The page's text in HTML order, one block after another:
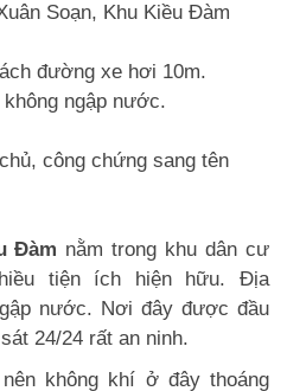
Soạn, Khu Kiều Đàm
đường xe hơi 10m.
ngập nước.
công chứng sang tên
Đàm nằm trong khu dân cư
tiện ích hiện hữu. Địa
nước. Nơi đây được đầu
24/24 rất an ninh.
không khí ở đây thoáng